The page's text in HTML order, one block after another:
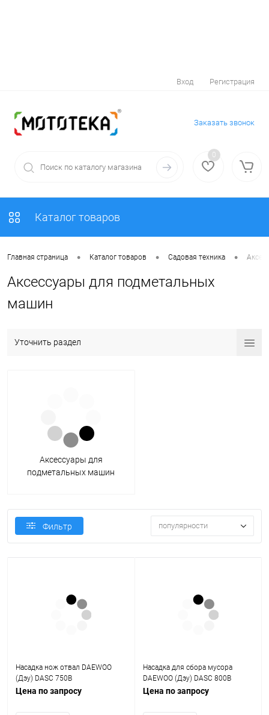
Вход Регистрация
Заказать звонок
0
Каталог товаров
Главная страница • Каталог товаров • Садовая техника •
Аксессуары для подметальных
машин
Уточнить раздел
Аксессуары для
подметальных машин
Фильтр популярности
Насадка нож отвал DAEWOO
(Дэу) DASC 750B
Цена по запросу
Насадка для сбора мусора
DAEWOO (Дэу) DASC 800B
Цена по запросу